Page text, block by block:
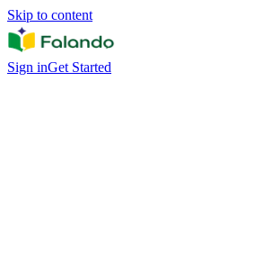
Skip to content
Sign inGet Started